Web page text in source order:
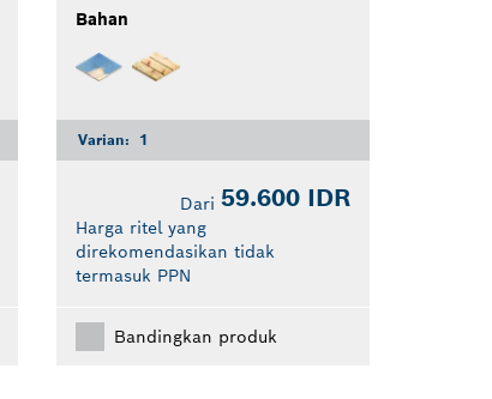
Bahan
Varian: 1
Dari 59.600 IDR
Harga ritel yang
direkomendasikan tidak
termasuk PPN
Bandingkan produk